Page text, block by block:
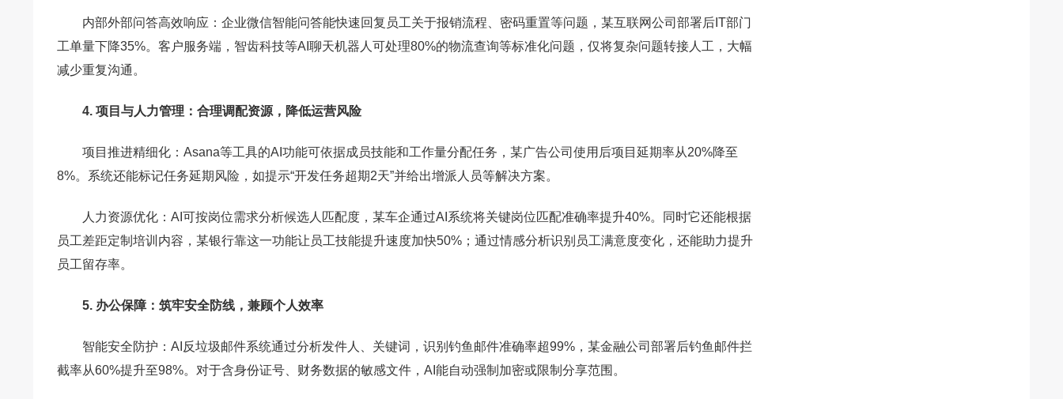
内部外部问答高效响应：企业微信智能问答能快速回复员工关于报销流程、密码重置等问题，某互联网公司部署后IT部门
工单量下降35%。客户服务端，智齿科技等AI聊天机器人可处理80%的物流查询等标准化问题，仅将复杂问题转接人工，大幅
减少重复沟通。
4. 项目与人力管理：合理调配资源，降低运营风险
项目推进精细化：Asana等工具的AI功能可依据成员技能和工作量分配任务，某广告公司使用后项目延期率从20%降至
8%。系统还能标记任务延期风险，如提示“开发任务超期2天”并给出增派人员等解决方案。
人力资源优化：AI可按岗位需求分析候选人匹配度，某车企通过AI系统将关键岗位匹配准确率提升40%。同时它还能根据
员工差距定制培训内容，某银行靠这一功能让员工技能提升速度加快50%；通过情感分析识别员工满意度变化，还能助力提升
员工留存率。
5. 办公保障：筑牢安全防线，兼顾个人效率
智能安全防护：AI反垃圾邮件系统通过分析发件人、关键词，识别钓鱼邮件准确率超99%，某金融公司部署后钓鱼邮件拦
截率从60%提升至98%。对于含身份证号、财务数据的敏感文件，AI能自动强制加密或限制分享范围。